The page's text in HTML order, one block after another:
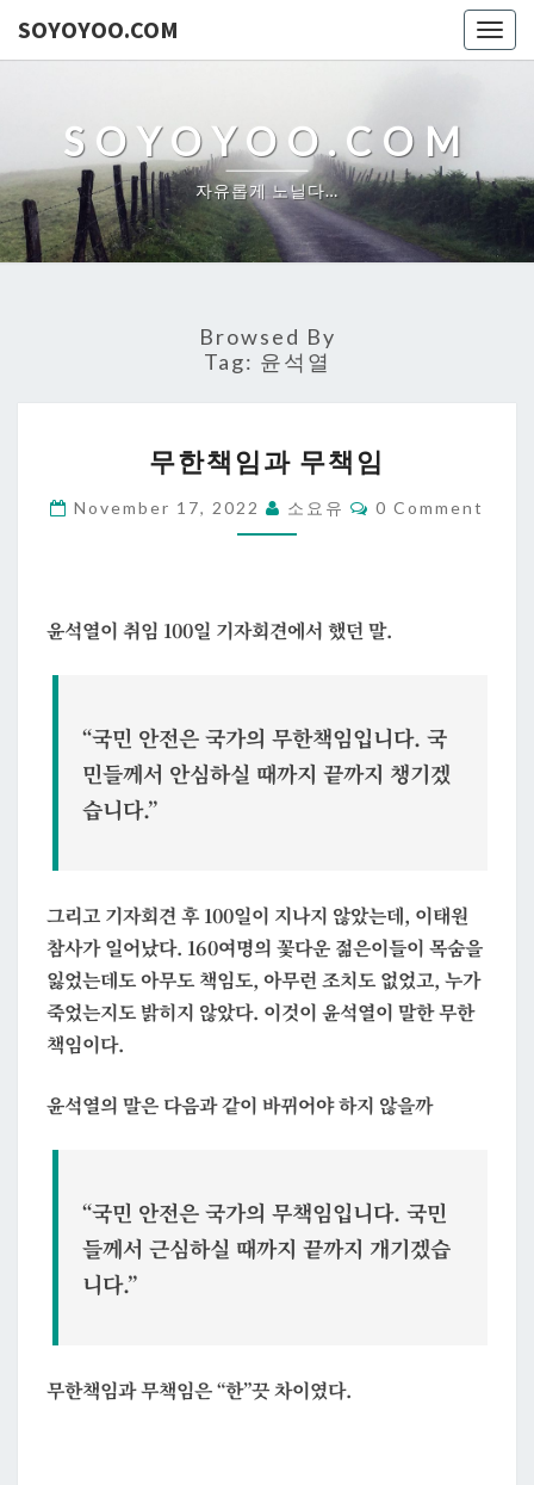
SOYOYOO.COM
SOYOYOO.COM
자유롭게 노닐다…
Browsed By
Tag: 윤석열
한
책
임
책
무한책임과 무책임
November 17, 2022 소요유 Comments
0 Comment
윤석열이 취임 100일 기자회견에서 했던 말.
“국민 안전은 국가의 무한책임입니다. 국
민들께서 안심하실 때까지 끝까지 챙기겠
습니다.”
그리고 기자회견 후 100일이 지나지 않았는데, 이태원
참사가 일어났다. 160여명의 꽃다운 젊은이들이 목숨을
잃었는데도 아무도 책임도, 아무런 조치도 없었고, 누가
죽었는지도 밝히지 않았다. 이것이 윤석열이 말한 무한
책임이다.
윤석열의 말은 다음과 같이 바뀌어야 하지 않을까
“국민 안전은 국가의 무책임입니다. 국민
들께서 근심하실 때까지 끝까지 개기겠습
니다.”
무한책임과 무책임은 “한”끗 차이였다.